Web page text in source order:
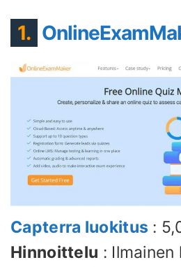
1.
Capterra luokitus :
Hinnoittelu :